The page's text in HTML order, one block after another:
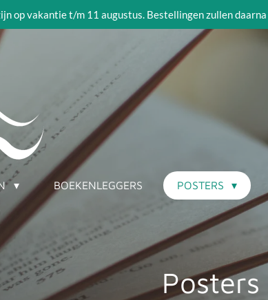
op vakantie t/m 11 augustus. Bestellingen zullen
BOEKENLEGGERS POSTERS
Posters